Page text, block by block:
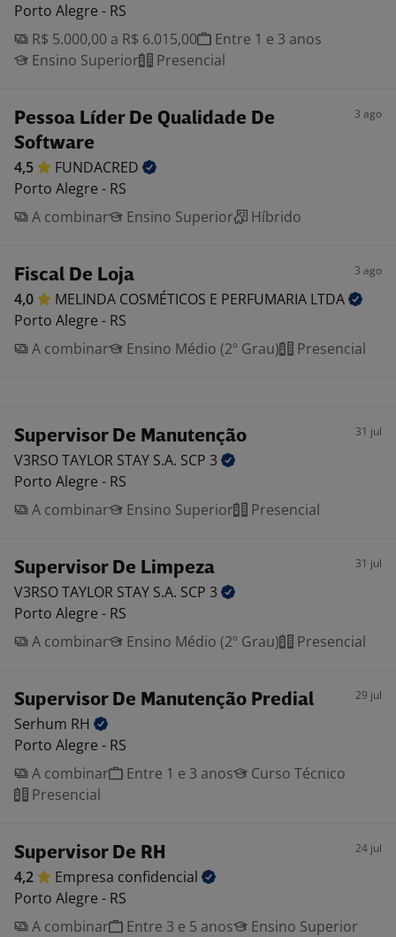
Porto Alegre - RS
R$ 5.000,00 a R$ 6.015,00
Entre 1 e 3 anos
Ensino Superior
Presencial
Pessoa Líder De Qualidade De
Software
3 ago
4,5
FUNDACRED
Porto Alegre - RS
A combinar
Ensino Superior Híbrido
Fiscal De Loja 3 ago
4,0 MELINDA COSMÉTICOS E PERFUMARIA LTDA
Porto Alegre - RS
A combinar
Ensino Médio (2º Grau) Presencial
Supervisor De Manutenção 31 jul
V3RSO TAYLOR STAY S.A. SCP 3
Porto Alegre - RS
A combinar
Ensino Superior Presencial
Supervisor De Limpeza 31 jul
V3RSO TAYLOR STAY S.A. SCP 3
Porto Alegre - RS
A combinar
Ensino Médio (2º Grau) Presencial
Supervisor De Manutenção Predial 29 jul
Serhum RH
Porto Alegre - RS
A combinar
Entre 1 e 3 anos
Curso Técnico
Presencial
Supervisor De RH 24 jul
4,2 Empresa confidencial
Porto Alegre - RS
A combinar
Entre 3 e 5 anos
Ensino Superior